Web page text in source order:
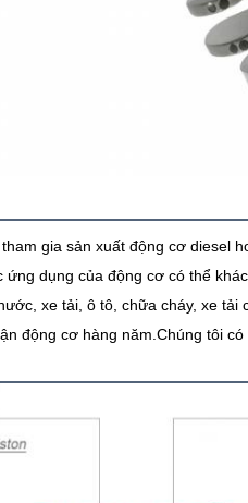
gia sản xuất động cơ diesel
ứng dụng của động cơ có thể
xe tải, ô tô, chữa cháy, xe
động cơ hàng năm.Chúng tôi